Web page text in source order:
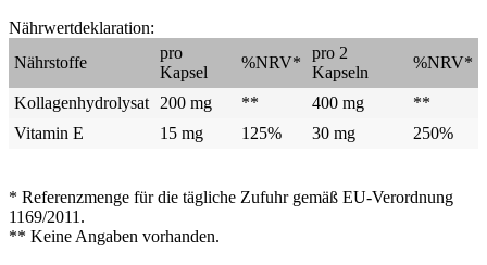
Nährwertdeklaration:
Nährstoffe
pro
Kapsel
%NRV*
pro 2
Kapseln
%NRV*
Kollagenhydrolysat 200 mg ** 400 mg
**
Vitamin E
15 mg 125% 30 mg 250%
* Referenzmenge für die tägliche Zufuhr gemäß EU-Verordnung
1169/2011.
** Keine Angaben vorhanden.